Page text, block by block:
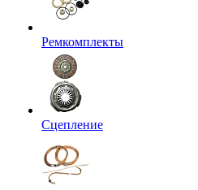
Ремкомплекты
Сцепление